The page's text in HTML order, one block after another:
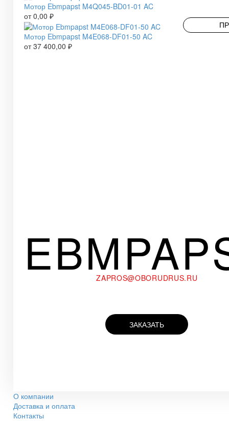
Мотор Ebmpapst M4Q045-BD01-01 AC
от0,00 ₽
Мотор Ebmpapst M4E068-DF01-50 AC
от37 400,00 ₽
ZAPROS@OBORUDRUS.RU
ЗАКАЗАТЬ
О компании
Доставка и оплата
Контакты